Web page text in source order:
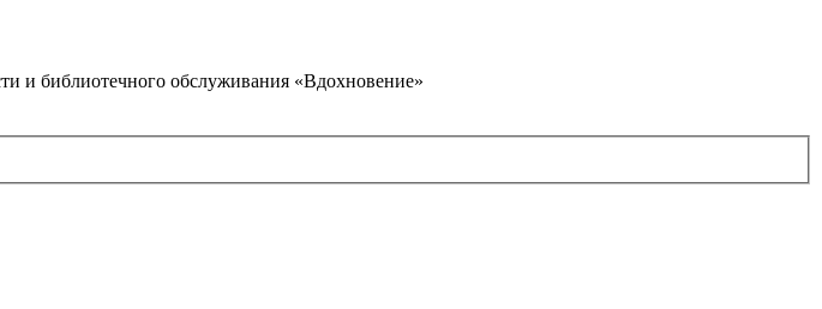
и библиотечного обслуживания «Вдохновение»